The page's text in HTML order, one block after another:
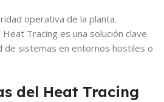
operativa de la planta.
Tracing es una solución clave
de sistemas en entornos hostiles o
del Heat Tracing